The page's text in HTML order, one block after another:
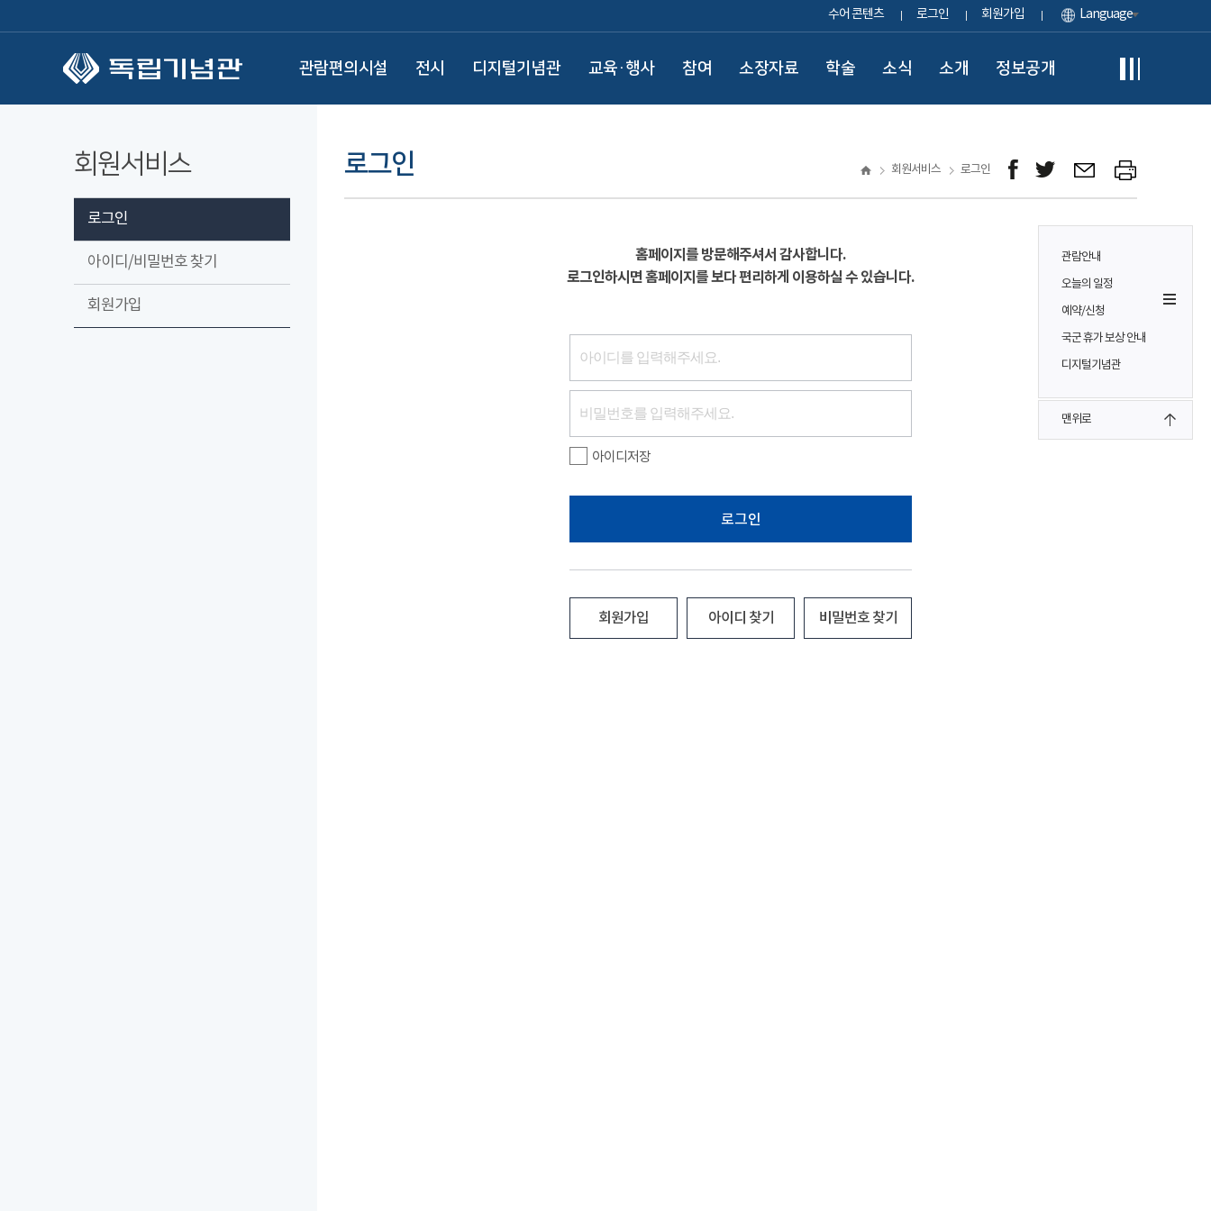
수어 콘텐츠 로그인 회원가입 Language
관람편의시설 전시 디지털기념관 교육·행사 참여 소장자료 학술 소식 소개 정보공개
관람안내
오늘의 일정
예약/신청
국군 휴가 보상 안내
디지털기념관
맨위로
회원서비스
로그인
아이디/비밀번호 찾기
회원가입
로그인 회원서비스 로그인
홈페이지를 방문해주셔서 감사합니다.
로그인하시면 홈페이지를 보다 편리하게 이용하실 수 있습니다.
아이디저장
로그인
회원가입 아이디 찾기 비밀번호 찾기